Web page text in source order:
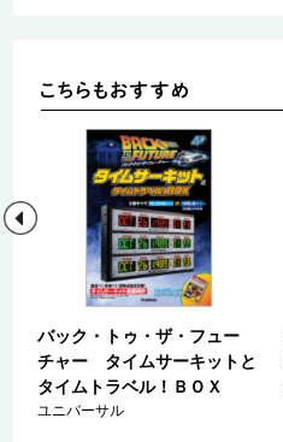
バック・トゥ・ザ・フュー
チャー タイムサーキットと
タイムトラベル！ＢＯＸ
ユニバーサル